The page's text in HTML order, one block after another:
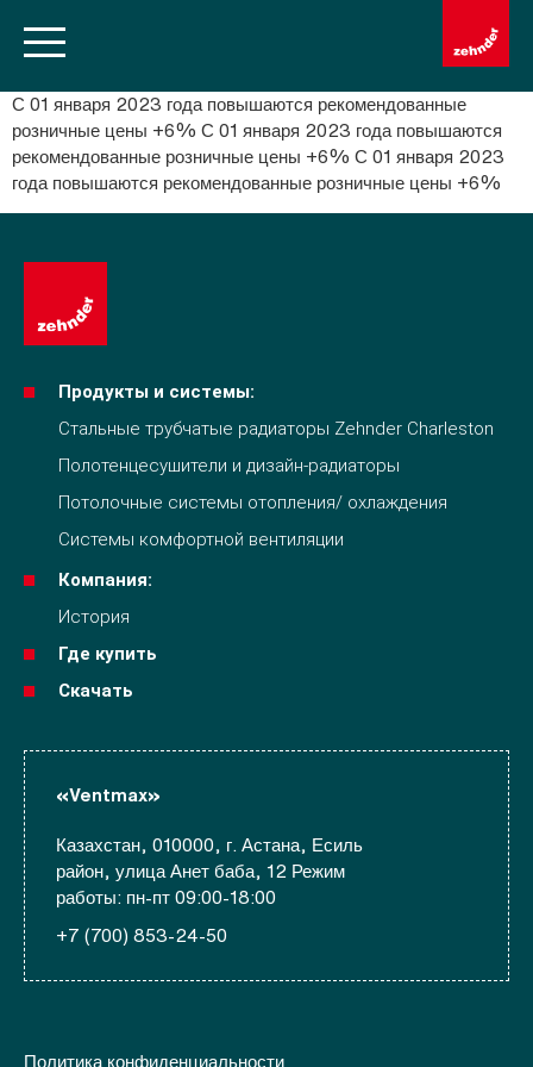
С 01 января 2023 года повышаются рекомендованные
розничные цены +6% С 01 января 2023 года повышаются
рекомендованные розничные цены +6% С 01 января 2023
года повышаются рекомендованные розничные цены +6%
Продукты и системы:
Стальные трубчатые радиаторы Zehnder Charleston
Полотенцесушители и дизайн-радиаторы
Потолочные системы отопления/ охлаждения
Системы комфортной вентиляции
Компания:
История
Где купить
Скачать
«Ventmax»
Казахстан, 010000, г. Астана, Есиль
район, улица Анет баба, 12 Режим
работы: пн-пт 09:00-18:00
+7 (700) 853-24-50
Политика конфиденциальности